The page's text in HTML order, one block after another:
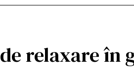
relaxare în